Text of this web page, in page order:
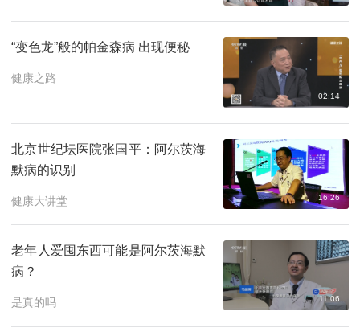
“变色龙”般的帕金森病 出现便秘
健康之路
02:14
北京世纪坛医院张国平：阿尔茨海
默病的识别
健康大讲堂 16:26
老年人爱囤东西可能是阿尔茨海默
病？
是真的吗 11:06